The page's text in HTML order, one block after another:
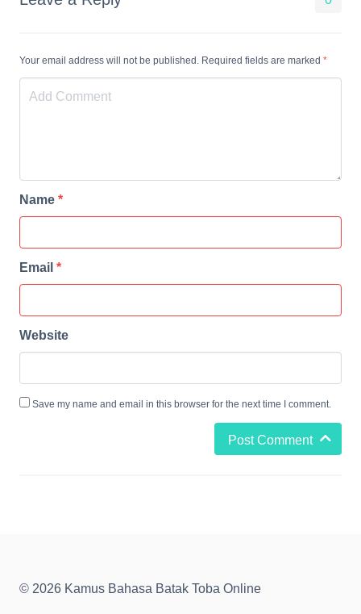
Your email address will not be published. Required fields are marked *
Name *
Email *
Website
Save my name and email in this browser for the next time I comment.
Post Comment
© 2026 Kamus Bahasa Batak Toba Online